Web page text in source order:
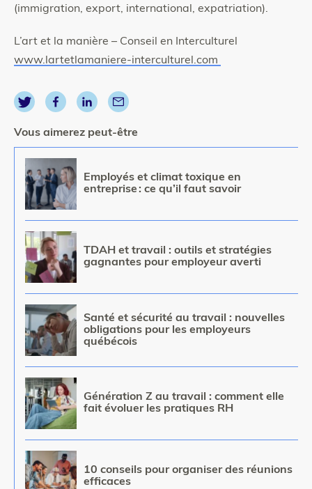
(immigration, export, international, expatriation).
L’art et la manière – Conseil en Interculturel
www.lartetlamaniere-interculturel.com
Vous aimerez peut-être
Image
Employés et climat toxique en
entreprise : ce qu’il faut savoir
Image
TDAH et travail : outils et stratégies
gagnantes pour employeur averti
Image
Santé et sécurité au travail : nouvelles
obligations pour les employeurs
québécois
Image
Génération Z au travail : comment elle
fait évoluer les pratiques RH
Image
10 conseils pour organiser des réunions
efficaces